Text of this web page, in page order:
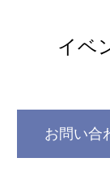
イベ
お問い合